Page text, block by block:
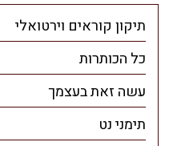
תיקון קוראים וירטואלי
כל הכותרות
עשה זאת בעצמך
תימני נט